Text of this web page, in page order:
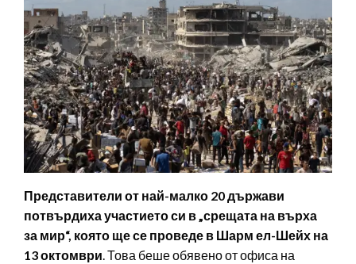
Представители от най-малко 20 държави
потвърдиха участието си в „срещата на върха
за мир“, която ще се проведе в Шарм ел-Шейх на
13 октомври. Това беше обявено от офиса на